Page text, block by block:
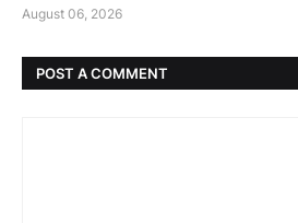
August 06, 2026
POST A COMMENT